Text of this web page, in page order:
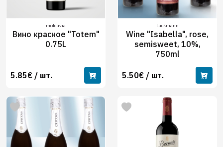
moldavia
Вино красное "Totem"
0.75L
5.85€ / шт.
Lackmann
Wine "Isabella", rose,
semisweet, 10%,
750ml
5.50€ / шт.